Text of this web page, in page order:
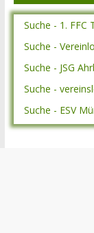
Suche - 1. FFC
Suche -
Suche - JSG
Suche -
Suche - ESV